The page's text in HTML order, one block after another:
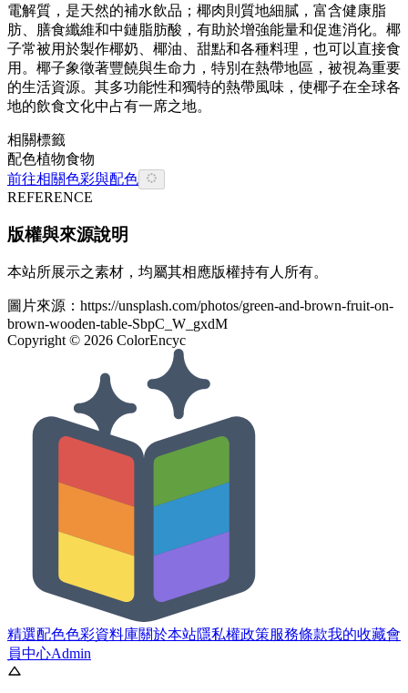
電解質，是天然的補水飲品；椰肉則質地細膩，富含健康脂
肪、膳食纖維和中鏈脂肪酸，有助於增強能量和促進消化。椰
子常被用於製作椰奶、椰油、甜點和各種料理，也可以直接食
用。椰子象徵著豐饒與生命力，特別在熱帶地區，被視為重要
的生活資源。其多功能性和獨特的熱帶風味，使椰子在全球各
地的飲食文化中占有一席之地。
相關標籤
配色植物食物
前往相關色彩與配色
REFERENCE
版權與來源說明
本站所展示之素材，均屬其相應版權持有人所有。
圖片來源： https://unsplash.com/photos/green-and-brown-fruit-on-
brown-wooden-table-SbpC_W_gxdM
Copyright © 2026 ColorEncyc
精選配色色彩資料庫關於本站隱私權政策服務條款我的收藏會
員中心Admin